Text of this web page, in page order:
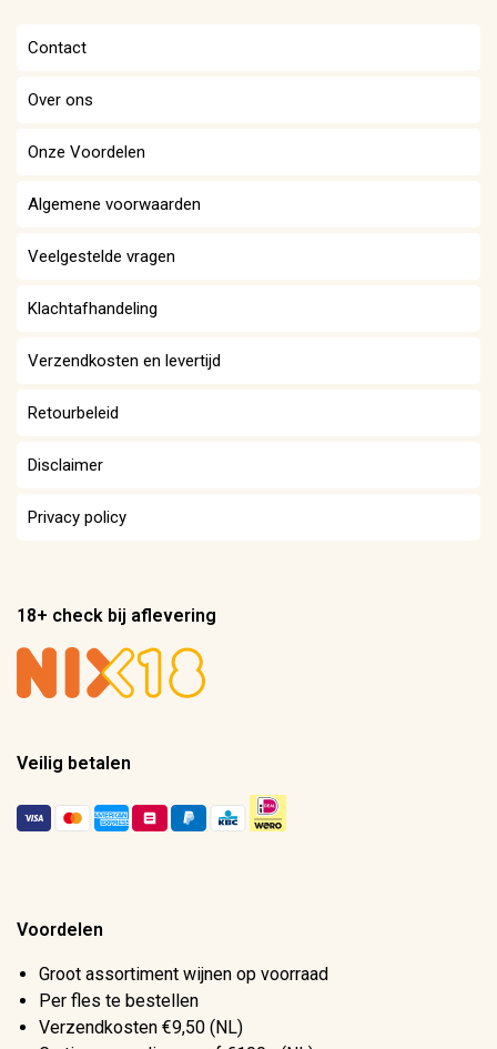
Contact
Over ons
Onze Voordelen
Algemene voorwaarden
Veelgestelde vragen
Klachtafhandeling
Verzendkosten en levertijd
Retourbeleid
Disclaimer
Privacy policy
18+ check bij aflevering
Veilig betalen
Voordelen
Groot assortiment wijnen op voorraad
Per fles te bestellen
Verzendkosten €9,50 (NL)